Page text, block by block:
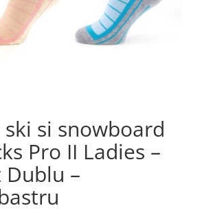
ski si snowboard
Pro II Ladies –
Dublu –